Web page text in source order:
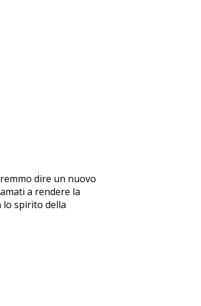
dire un nuovo
a rendere la
lo spirito della